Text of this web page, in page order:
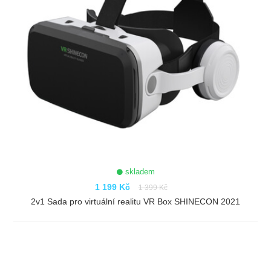
skladem
1 199 Kč 1 399 Kč
2v1 Sada pro virtuální realitu VR Box SHINECON 2021